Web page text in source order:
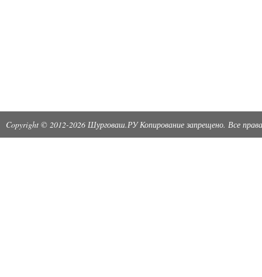
Copyright © 2012-2026 Шурговаш.РУ Копирование запрещено. Все